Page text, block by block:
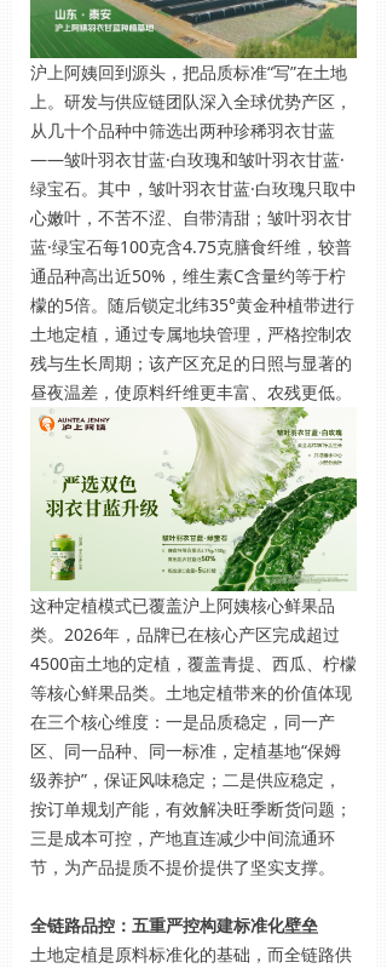
沪上阿姨回到源头，把品质标准“写”在土地
上。研发与供应链团队深入全球优势产区，
从几十个品种中筛选出两种珍稀羽衣甘蓝
——皱叶羽衣甘蓝·白玫瑰和皱叶羽衣甘蓝·
绿宝石。其中，皱叶羽衣甘蓝·白玫瑰只取中
心嫩叶，不苦不涩、自带清甜；皱叶羽衣甘
蓝·绿宝石每100克含4.75克膳食纤维，较普
通品种高出近50%，维生素C含量约等于柠
檬的5倍。随后锁定北纬35°黄金种植带进行
土地定植，通过专属地块管理，严格控制农
残与生长周期；该产区充足的日照与显著的
昼夜温差，使原料纤维更丰富、农残更低。
这种定植模式已覆盖沪上阿姨核心鲜果品
类。2026年，品牌已在核心产区完成超过
4500亩土地的定植，覆盖青提、西瓜、柠檬
等核心鲜果品类。土地定植带来的价值体现
在三个核心维度：一是品质稳定，同一产
区、同一品种、同一标准，定植基地“保姆
级养护”，保证风味稳定；二是供应稳定，
按订单规划产能，有效解决旺季断货问题；
三是成本可控，产地直连减少中间流通环
节，为产品提质不提价提供了坚实支撑。
全链路品控：五重严控构建标准化壁垒
土地定植是原料标准化的基础，而全链路供